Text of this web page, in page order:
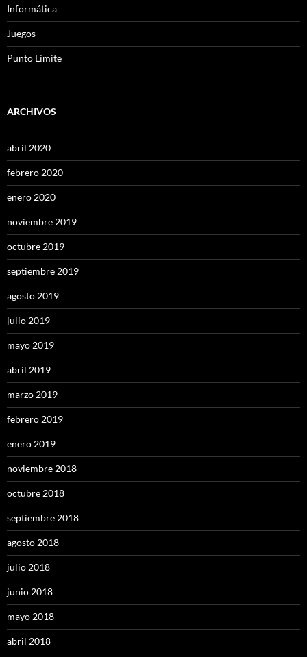
Informática
Juegos
Punto Límite
ARCHIVOS
abril 2020
febrero 2020
enero 2020
noviembre 2019
octubre 2019
septiembre 2019
agosto 2019
julio 2019
mayo 2019
abril 2019
marzo 2019
febrero 2019
enero 2019
noviembre 2018
octubre 2018
septiembre 2018
agosto 2018
julio 2018
junio 2018
mayo 2018
abril 2018